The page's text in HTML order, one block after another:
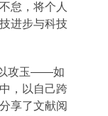
怠，将个人
进步与科技
攻玉——如
，以自己跨
享了文献阅